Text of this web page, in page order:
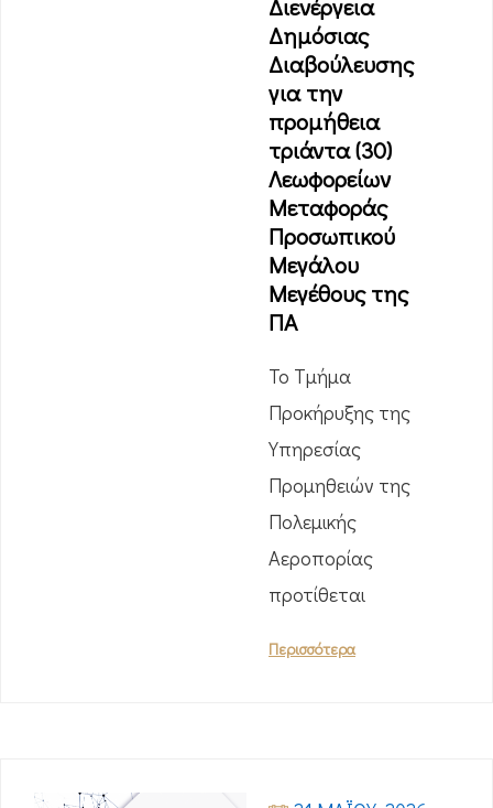
Διενέργεια
Δημόσιας
Διαβούλευσης
για την
προμήθεια
τριάντα (30)
Λεωφορείων
Μεταφοράς
Προσωπικού
Μεγάλου
Μεγέθους της
ΠΑ
Το Τμήμα
Προκήρυξης της
Υπηρεσίας
Προμηθειών της
Πολεμικής
Αεροπορίας
προτίθεται
Περισσότερα